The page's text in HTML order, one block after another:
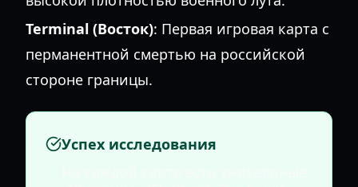
Terminal (Восток): Первая игровая карта с
перманентной смертью на российской
стороне границы.
Успех исследования